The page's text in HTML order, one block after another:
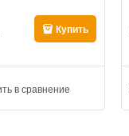
Купить
в сравнение